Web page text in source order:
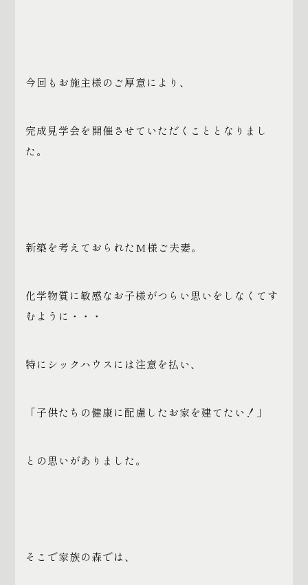
今回もお施主様のご厚意により、
完成見学会を開催させていただくこととなりまし
た。
新築を考えておられたM様ご夫妻。
化学物質に敏感なお子様がつらい思いをしなくてす
むように・・・
特にシックハウスには注意を払い、
「子供たちの健康に配慮したお家を建てたい！」
との思いがありました。
そこで家族の森では、